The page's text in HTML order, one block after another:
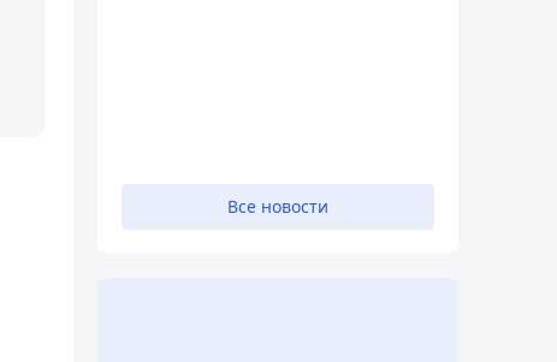
Все новости